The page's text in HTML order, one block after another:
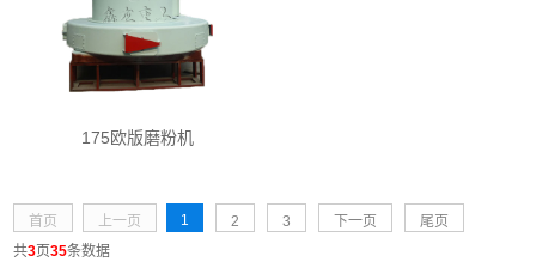
175欧版磨粉机
首页 上一页 1 2 3 下一页
尾页
共3页35条数据